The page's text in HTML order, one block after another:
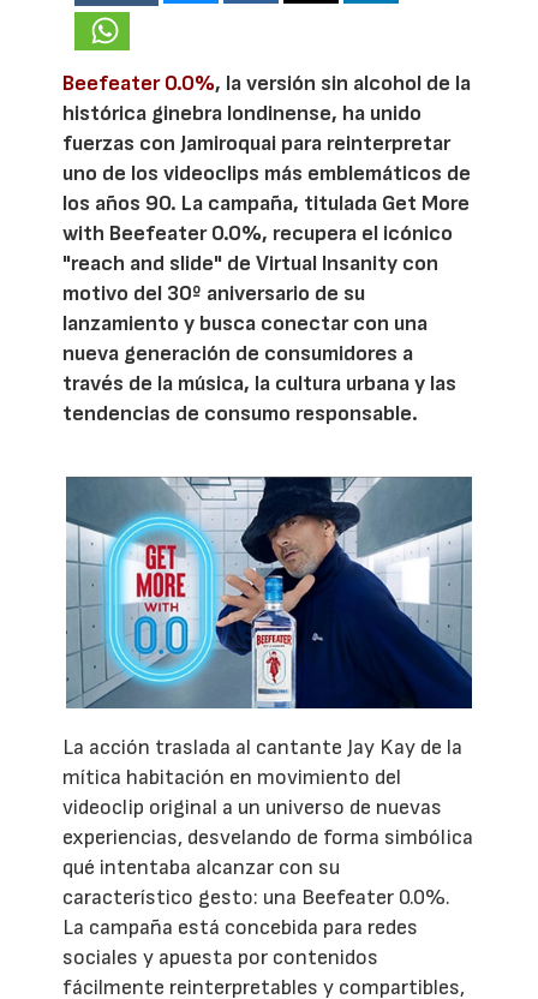
Beefeater 0.0%, la versión sin alcohol de la
histórica ginebra londinense, ha unido
fuerzas con Jamiroquai para reinterpretar
uno de los videoclips más emblemáticos de
los años 90. La campaña, titulada Get More
with Beefeater 0.0%, recupera el icónico
"reach and slide" de Virtual Insanity con
motivo del 30º aniversario de su
lanzamiento y busca conectar con una
nueva generación de consumidores a
través de la música, la cultura urbana y las
tendencias de consumo responsable.
La acción traslada al cantante Jay Kay de la
mítica habitación en movimiento del
videoclip original a un universo de nuevas
experiencias, desvelando de forma simbólica
qué intentaba alcanzar con su
característico gesto: una Beefeater 0.0%.
La campaña está concebida para redes
sociales y apuesta por contenidos
fácilmente reinterpretables y compartibles,